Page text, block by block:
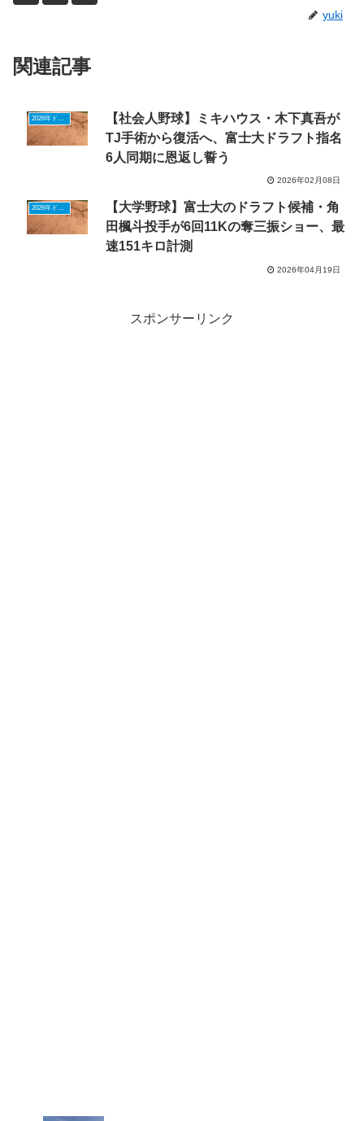
yuki
関連記事
2026年ドラフトニュース
【社会人野球】ミキハウス・木下真吾が
TJ手術から復活へ、富士大ドラフト指名
6人同期に恩返し誓う
2026年02月08日
2026年ドラフトニュース
【大学野球】富士大のドラフト候補・角
田楓斗投手が6回11Kの奪三振ショー、最
速151キロ計測
2026年04月19日
スポンサーリンク